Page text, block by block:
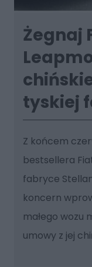
Żegnaj
tyskiej
Z końcem
bestsellera
fabryce
koncern
małego wozu
umowy z jej